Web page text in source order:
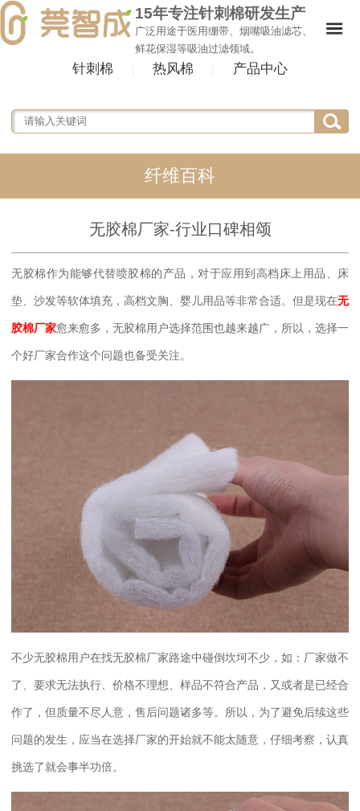
15年专注针刺棉研发生产
广泛用途于医用绷带、烟嘴吸油滤芯、
鲜花保湿等吸油过滤领域。
针刺棉 热风棉 产品中心
纤维百科
无胶棉厂家-行业口碑相颂
无胶棉作为能够代替喷胶棉的产品，对于应用到高档床上用品、床
垫、沙发等软体填充，高档文胸、婴儿用品等非常合适。但是现在无
胶棉厂家愈来愈多，无胶棉用户选择范围也越来越广，所以，选择一
个好厂家合作这个问题也备受关注。
不少无胶棉用户在找无胶棉厂家路途中碰倒坎坷不少，如：厂家做不
了、要求无法执行、价格不理想、样品不符合产品，又或者是已经合
作了，但质量不尽人意，售后问题诸多等。所以，为了避免后续这些
问题的发生，应当在选择厂家的开始就不能太随意，仔细考察，认真
挑选了就会事半功倍。